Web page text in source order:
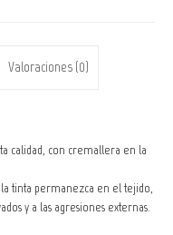
Valoraciones (0)
calidad, con cremallera en la
tinta permanezca en el tejido,
y a las agresiones externas.